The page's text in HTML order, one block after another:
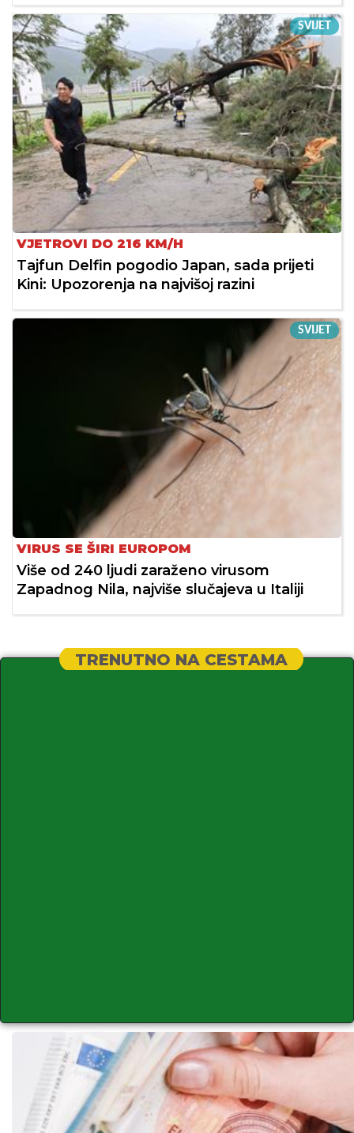
SVIJET
VJETROVI DO 216 KM/H
Tajfun Delfin pogodio Japan, sada prijeti
Kini: Upozorenja na najvišoj razini
SVIJET
VIRUS SE ŠIRI EUROPOM
Više od 240 ljudi zaraženo virusom
Zapadnog Nila, najviše slučajeva u Italiji
TRENUTNO NA CESTAMA